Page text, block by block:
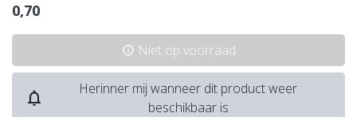
0,70
info Niet op voorraad
notifications_none
Herinner mij wanneer dit product weer
beschikbaar is